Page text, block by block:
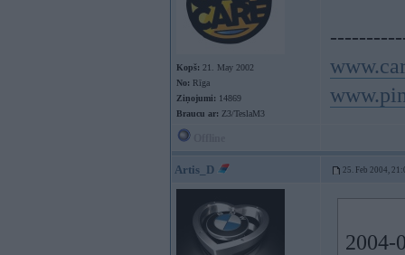
Kopš: 21. May 2002
No: Rīga
Ziņojumi: 14869
Braucu ar: Z3/TeslaM3
Artis_D 25. Feb 2004,
2004-